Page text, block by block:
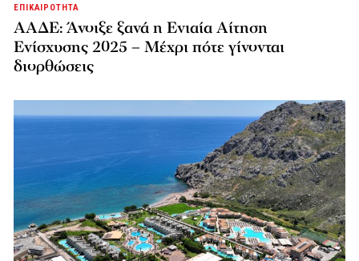
ΕΠΙΚΑΙΡΟΤΗΤΑ
ΑΑΔΕ: Άνοιξε ξανά η Ενιαία Αίτηση
Ενίσχυσης 2025 – Μέχρι πότε γίνονται
διορθώσεις